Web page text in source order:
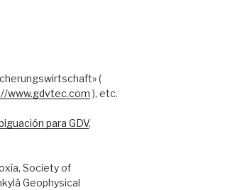
(
www.gdvtec.com ), etc.
para GDV,
Society of
Geophysical